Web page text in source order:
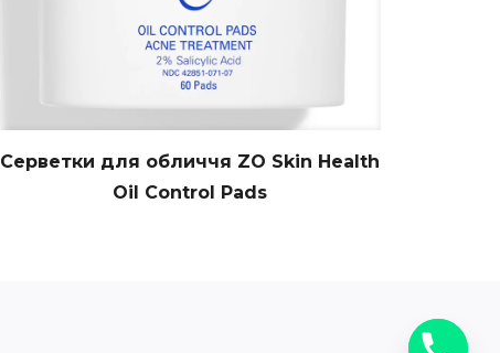
Серветки для обличчя ZO Skin Health
Oil Control Pads